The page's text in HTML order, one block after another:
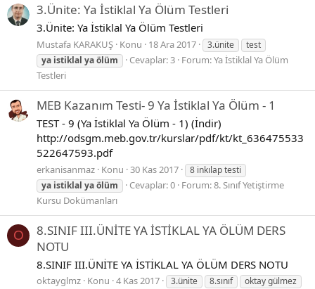
3.Ünite: Ya İstiklal Ya Ölüm Testleri
3.Ünite: Ya İstiklal Ya Ölüm Testleri
Mustafa KARAKUŞ Konu 18 Ara 2017 3.ünite
test
ya istiklal yaölüm Cevaplar: 3 Forum:Ya İstiklal Ya Ölüm
Testleri
MEB Kazanım Testi- 9 Ya İstiklal Ya Ölüm - 1
TEST - 9 (Ya İstiklal Ya Ölüm - 1) (İndir)
http://odsgm.meb.gov.tr/kurslar/pdf/kt/kt_636475533
522647593.pdf
erkanisanmaz Konu 30 Kas 2017
8 inkılap testi
ya istiklal yaölüm Cevaplar: 0 Forum:8. Sınıf Yetiştirme
Kursu Dokümanları
O
8.SINIF III.ÜNİTE YA İSTİKLAL YA ÖLÜM DERS
NOTU
8.SINIF III.ÜNİTE YA İSTİKLAL YA ÖLÜM DERS NOTU
oktayglmz Konu 4 Kas 2017 3.ünite 8.sınıf
oktay gülmez